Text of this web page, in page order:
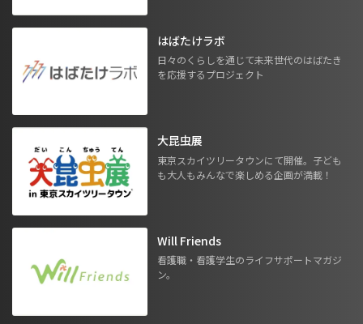
はばたけラボ
日々のくらしを通じて未来世代のはばたき
を応援するプロジェクト
大昆虫展
東京スカイツリータウンにて開催。子ども
も大人もみんなで楽しめる企画が満載！
Will Friends
看護職・看護学生のライフサポートマガジ
ン。